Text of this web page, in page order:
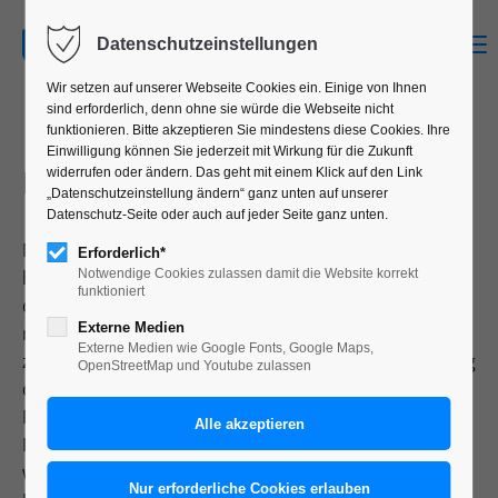
PROJEKT: +WEG.ICONS
Mit +weg.icons wird das Thema Kreuzweg in die
heutige Bilderwelt übertragen. Die Verbild­lichung
dieses religiösen Themas führte in der Geschichte
meistens zur gestalterischen Ausschmückung und
zur Erweiterung des Figurenpersonals. Die Gestaltung
dieses Kreuzweges führt in die entgegengesetzte
Richtung. Das Hauptgestaltungsprinzip wird durch
Reduktion bestimmt. Es entstanden Wegzeichen, die
wie Hinweisschilder an modernen Flughäfen den
Datenschutzeinstellungen
Wir setzen auf unserer Webseite Cookies ein. Einige von Ihnen
sind erforderlich, denn ohne sie würde die Webseite nicht
funktionieren. Bitte akzeptieren Sie mindestens diese Cookies. Ihre
Einwilligung können Sie jederzeit mit Wirkung für die Zukunft
widerrufen oder ändern. Das geht mit einem Klick auf den Link
„Datenschutzeinstellung ändern“ ganz unten auf unserer
Datenschutz-Seite oder auch auf jeder Seite ganz unten.
Erforderlich*
Notwendige Cookies zulassen damit die Website korrekt
funktioniert
Externe Medien
Externe Medien wie Google Fonts, Google Maps,
OpenStreetMap und Youtube zulassen